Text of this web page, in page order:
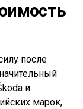
после
и
марок,